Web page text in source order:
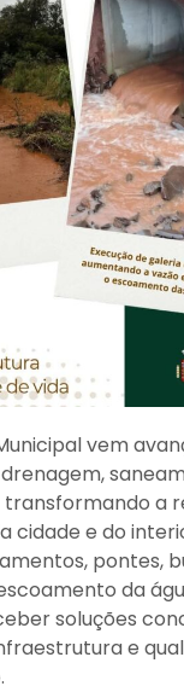
vem
a
cidade e do
pontes,
da
soluções
e